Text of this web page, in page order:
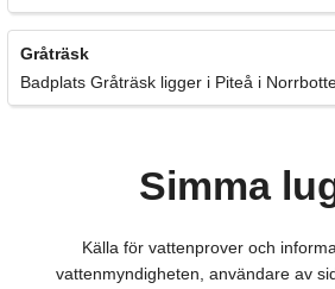
Gråträsk
Badplats Gråträsk ligger i Piteå i
Simma
Källa för vattenprover och
vattenmyndigheten, användare av